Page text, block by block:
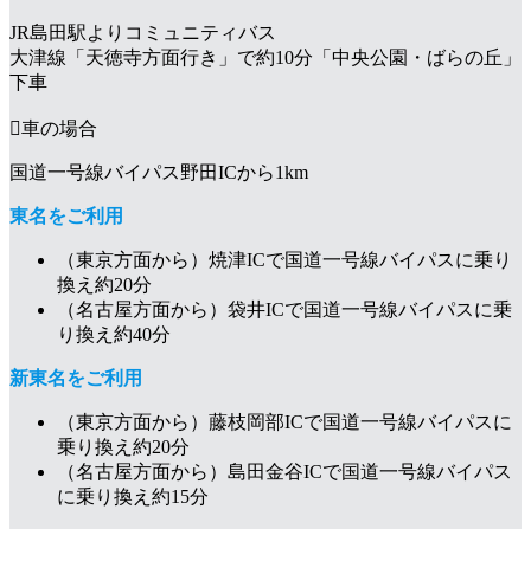
JR島田駅よりコミュニティバス
大津線「天徳寺方面行き」で約10分「中央公園・ばらの丘」
下車
車の場合
国道一号線バイパス野田ICから1km
東名をご利用
（東京方面から）焼津ICで国道一号線バイパスに乗り
換え約20分
（名古屋方面から）袋井ICで国道一号線バイパスに乗
り換え約40分
新東名をご利用
（東京方面から）藤枝岡部ICで国道一号線バイパスに
乗り換え約20分
（名古屋方面から）島田金谷ICで国道一号線バイパス
に乗り換え約15分